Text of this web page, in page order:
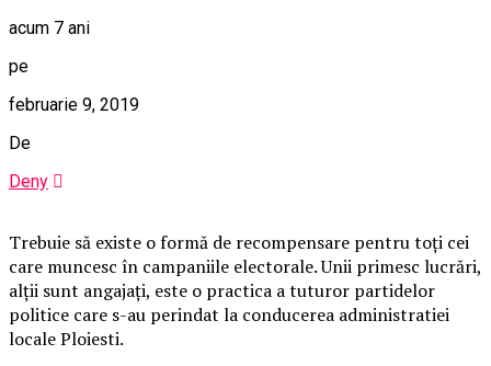
acum 7 ani
pe
februarie 9, 2019
De
Deny
Trebuie să existe o formă de recompensare pentru toţi cei
care muncesc în campaniile electorale. Unii primesc lucrări,
alţii sunt angajaţi, este o practica a tuturor partidelor
politice care s-au perindat la conducerea administratiei
locale Ploiesti.